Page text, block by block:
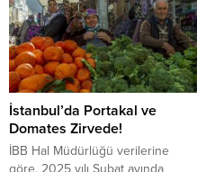
İstanbul’da Portakal ve
Domates Zirvede!
İBB Hal Müdürlüğü verilerine
göre, 2025 yılı Şubat ayında